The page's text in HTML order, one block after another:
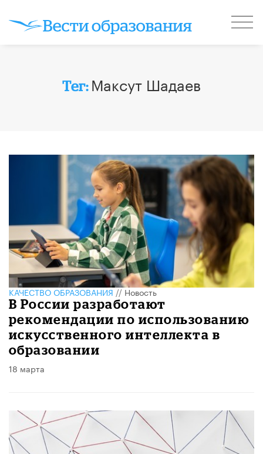
Тег: Максут Шадаев
КАЧЕСТВО ОБРАЗОВАНИЯ//Новость
В России разработают
рекомендации по использованию
искусственного интеллекта в
образовании
18 марта